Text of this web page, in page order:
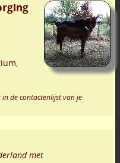
de contactenlijst van je
met